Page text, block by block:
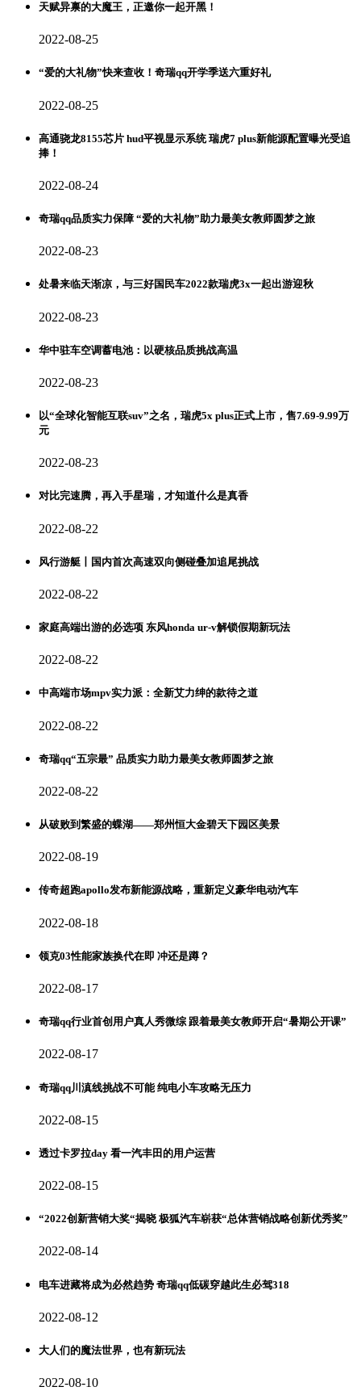
天赋异禀的大魔王，正邀你一起开黑！
2022-08-25
“爱的大礼物”快来查收！奇瑞qq开学季送六重好礼
2022-08-25
高通骁龙8155芯片 hud平视显示系统 瑞虎7 plus新能源配置曝光受追
捧！
2022-08-24
奇瑞qq品质实力保障 “爱的大礼物”助力最美女教师圆梦之旅
2022-08-23
处暑来临天渐凉，与三好国民车2022款瑞虎3x一起出游迎秋
2022-08-23
华中驻车空调蓄电池：以硬核品质挑战高温
2022-08-23
以“全球化智能互联suv”之名，瑞虎5x plus正式上市，售7.69-9.99万
元
2022-08-23
对比完速腾，再入手星瑞，才知道什么是真香
2022-08-22
风行游艇丨国内首次高速双向侧碰叠加追尾挑战
2022-08-22
家庭高端出游的必选项 东风honda ur-v解锁假期新玩法
2022-08-22
中高端市场mpv实力派：全新艾力绅的款待之道
2022-08-22
奇瑞qq“五宗最” 品质实力助力最美女教师圆梦之旅
2022-08-22
从破败到繁盛的蝶湖——郑州恒大金碧天下园区美景
2022-08-19
传奇超跑apollo发布新能源战略，重新定义豪华电动汽车
2022-08-18
领克03性能家族换代在即 冲还是蹲？
2022-08-17
奇瑞qq行业首创用户真人秀微综 跟着最美女教师开启“暑期公开课”
2022-08-17
奇瑞qq川滇线挑战不可能 纯电小车攻略无压力
2022-08-15
透过卡罗拉day 看一汽丰田的用户运营
2022-08-15
“2022创新营销大奖“揭晓 极狐汽车崭获“总体营销战略创新优秀奖”
2022-08-14
电车进藏将成为必然趋势 奇瑞qq低碳穿越此生必驾318
2022-08-12
大人们的魔法世界，也有新玩法
2022-08-10